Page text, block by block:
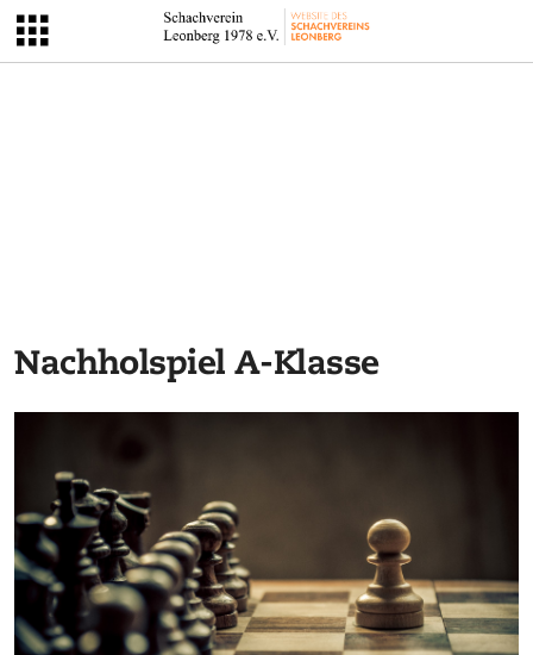
Nachholspiel A-Klasse